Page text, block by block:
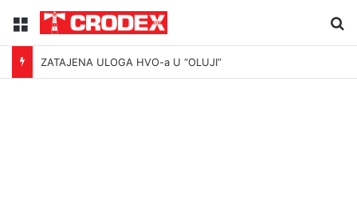
Menu
ZATAJENA ULOGA HVO-a U “OLUJI”